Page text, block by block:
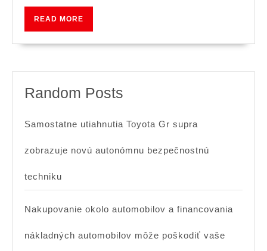
READ MORE
Random Posts
Samostatne utiahnutia Toyota Gr supra
zobrazuje novú autonómnu bezpečnostnú
techniku ​​
Nakupovanie okolo automobilov a financovania
nákladných automobilov môže poškodiť vaše